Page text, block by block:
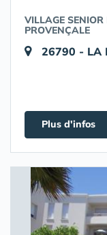
VILLAGE
PROVENÇALE
26790 - LA
Plus d'infos